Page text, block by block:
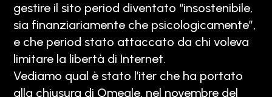
gestire il sito period diventato “insostenibile,
sia finanziariamente che psicologicamente”,
e che period stato attaccato da chi voleva
limitare la libertà di Internet.
Vediamo qual è stato l’iter che ha portato
alla chiusura di Omegle, nel novembre del